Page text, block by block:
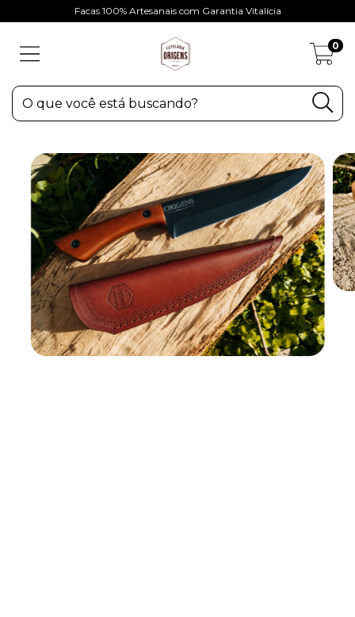
Facas 100% Artesanais com Garantia Vitalícia
0